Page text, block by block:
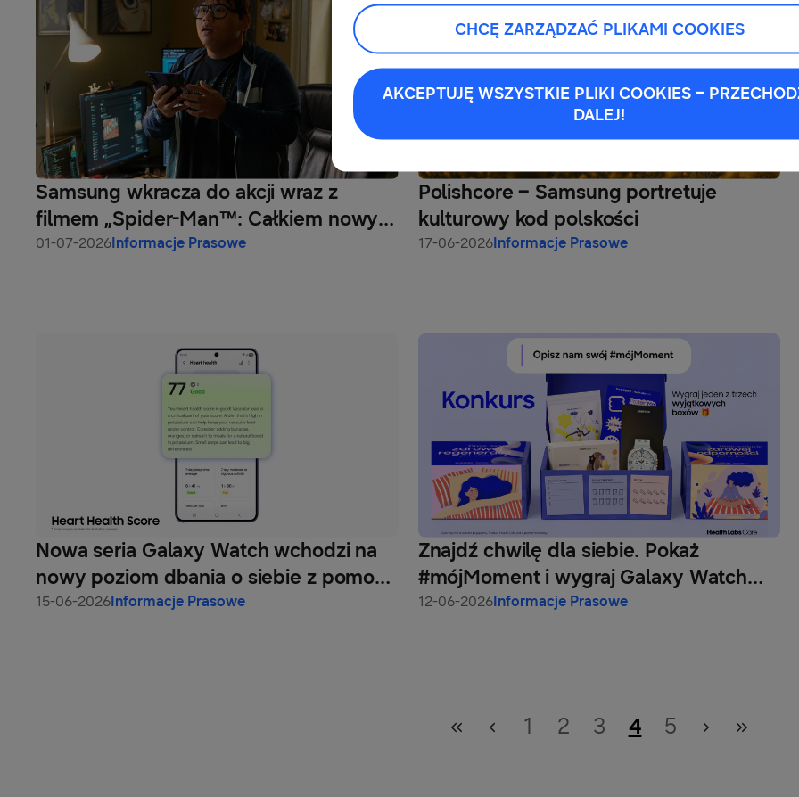
Samsung wkracza do akcji wraz z
filmem „Spider-Man™: Całkiem nowy
dzień” od wytwórni Sony Pictures
01-07-2026Informacje Prasowe
Polishcore – Samsung portretuje
kulturowy kod polskości
17-06-2026Informacje Prasowe
Nowa seria Galaxy Watch wchodzi na
nowy poziom dbania o siebie z pomocą
AI
15-06-2026Informacje Prasowe
Znajdź chwilę dla siebie. Pokaż
#mójMoment i wygraj Galaxy Watch
oraz zestaw Health Labs Care
12-06-2026Informacje Prasowe
1 2 3 4 5
CHCĘ ZARZĄDZAĆ PLIKAMI COOKIES
AKCEPTUJĘ WSZYSTKIE PLIKI COOKIES –
DALEJ!